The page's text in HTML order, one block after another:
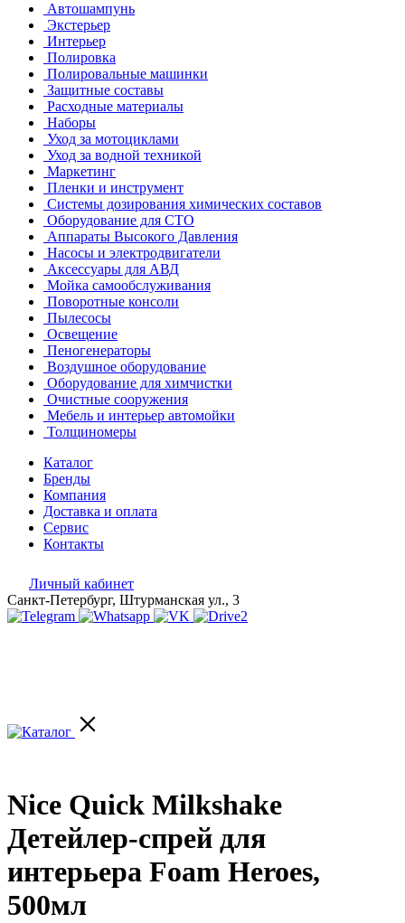
Автошампунь
Экстерьер
Интерьер
Полировка
Полировальные машинки
Защитные составы
Расходные материалы
Наборы
Уход за мотоциклами
Уход за водной техникой
Маркетинг
Пленки и инструмент
Системы дозирования химических составов
Оборудование для СТО
Аппараты Высокого Давления
Насосы и электродвигатели
Аксессуары для АВД
Мойка самообслуживания
Поворотные консоли
Пылесосы
Освещение
Пеногенераторы
Воздушное оборудование
Оборудование для химчистки
Очистные сооружения
Мебель и интерьер автомойки
Толщиномеры
Каталог
Бренды
Компания
Доставка и оплата
Сервис
Контакты
Личный кабинет
Санкт-Петербург, Штурманская ул., 3
Nice Quick Milkshake
Детейлер-спрей для
интерьера Foam Heroes,
500мл